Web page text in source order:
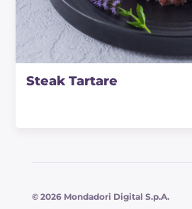
Steak Tartare
© 2026 Mondadori Digital S.p.A.